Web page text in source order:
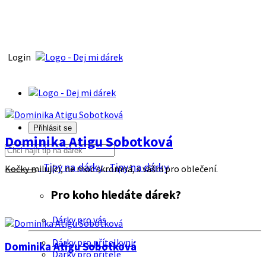
Login
Přihlásit se
Tipy na dárkyTipy na dárky
Pro koho hledáte dárek?
Dárky pro vás
Dárky pro přítelkyni
Dárky pro přítele
Dominika Atigu Sobotková
Kočky milující, ne moc skromná, s vášni pro oblečení.
Dominika Atigu Sobotková